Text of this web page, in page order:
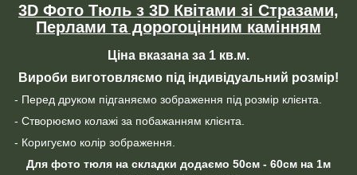
3D Фото Тюль з 3D Квітами зі Стразами,
Перлами та дорогоцінним камінням
Ціна вказана за 1 кв.м.
Вироби виготовляємо під індивідуальний розмір!
- Перед друком підганяємо зображення під розмір клієнта.
- Створюємо колажі за побажанням клієнта.
- Коригуємо колір зображення.
Для фото тюля на складки додаємо 50см - 60см на 1м